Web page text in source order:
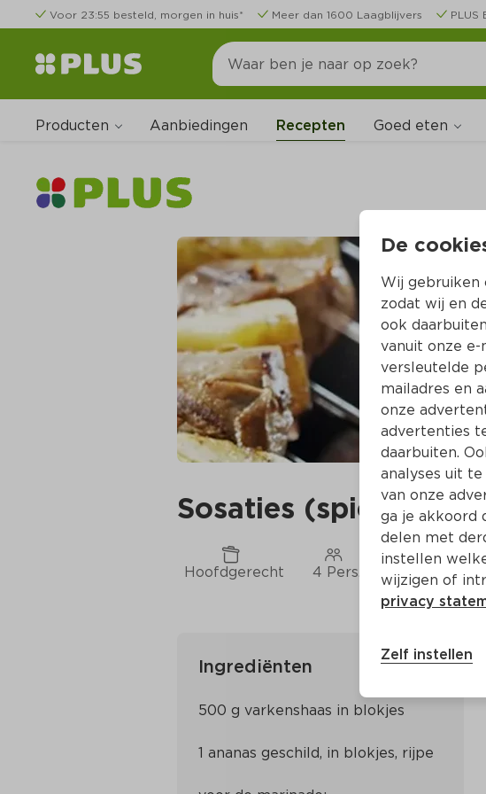
Voor 23:55 besteld, morgen in huis* Meer dan 1600 Laagblijvers PLUS
Producten Aanbiedingen Recepten Goed eten
Sosaties (spies) met
Hoofdgerecht 4 Pers. Ca. 20 Min
Ingrediënten
500 g varkenshaas in blokjes
1 ananas geschild, in blokjes, rijpe
De
Wij gebruiken
zodat wij en
ook
vanuit onze e-
versleutelde
mailadres en
onze
advertenties
daarbuiten.
analyses uit
van onze
ga je akkoord
delen met
instellen
wijzigen of
privacy
Zelf instellen